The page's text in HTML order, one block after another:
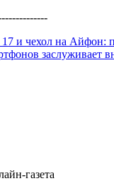
и чехол на Айфон:
заслуживает
газета